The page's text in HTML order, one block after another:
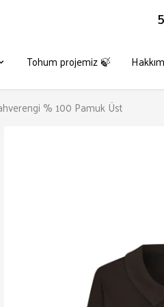
Tohum projemiz 🍃
% 100 Pamuk Üst